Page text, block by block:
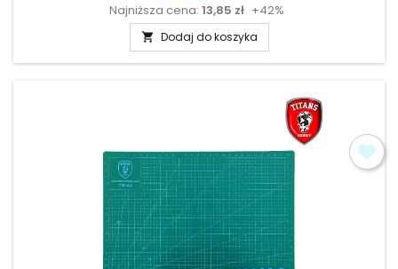
podstawowa
Najniższa cena: 13,85 zł +42%
 Dodaj do koszyka